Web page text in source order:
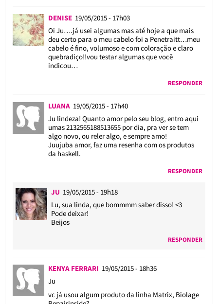
DENISE 19/05/2015 - 17h03
Oi Ju….já usei algumas mas até hoje a que mais
deu certo para o meu cabelo foi a Penetraitt…meu
cabelo é fino, volumoso e com coloração e claro
quebradiço!!vou testar algumas que você
indicou…
RESPONDER
LUANA 19/05/2015 - 17h40
Ju lindeza! Quanto amor pelo seu blog, entro aqui
umas 2132565188513655 por dia, pra ver se tem
algo novo, ou reler algo, e sempre amo!
Juujuba amor, faz uma resenha com os produtos
da haskell.
RESPONDER
JU 19/05/2015 - 19h18
Lu, sua linda, que bommmm saber disso! <3
Pode deixar!
Beijos
RESPONDER
KENYA FERRARI 19/05/2015 - 18h36
Ju
vc já usou algum produto da linha Matrix, Biolage